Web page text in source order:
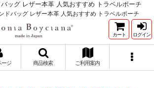
ッグ レザー本革 人気おすすめ トラベルポーチ
ドバッグ レザー本革 人気おすすめ トラベルポーチ
カート ログイン
ージ 商品検索 ご利用案内